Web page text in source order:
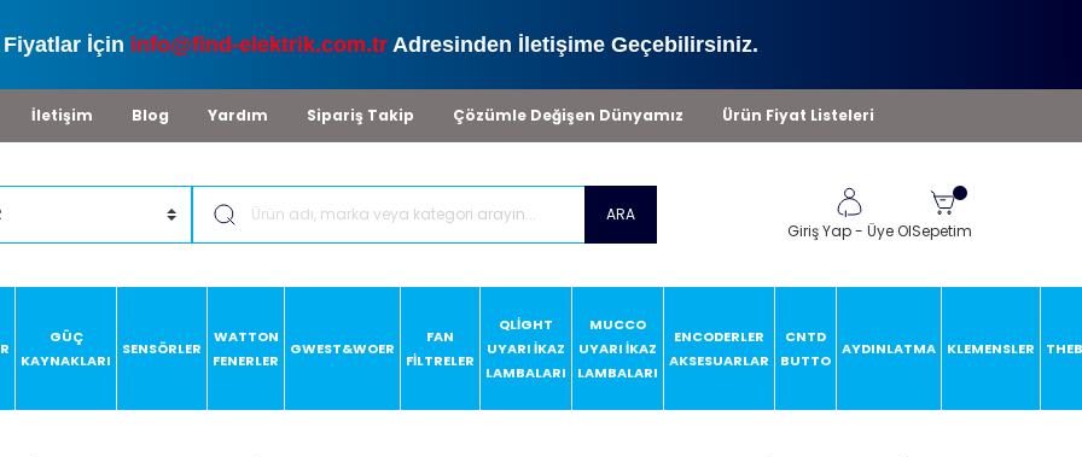
Fiyatlar İçin info@find-elektrik.com.trAdresinden İletişime Geçebilirsiniz.
İletişim Blog Yardım Sipariş Takip Çözümle Değişen Dünyamız Ürün Fiyat Listeleri
ARA
Giriş Yap- Üye OlSepetim
GÜÇ
KAYNAKLARI
SENSÖRLER
WATTON
FENERLER
GWEST&WOER
FAN
FİLTRELER
QLİGHT
UYARI İKAZ
LAMBALARI
MUCCO
UYARI İKAZ
LAMBALARI
ENCODERLER
AKSESUARLAR
CNTD
BUTTO
AYDINLATMA KLEMENSLER